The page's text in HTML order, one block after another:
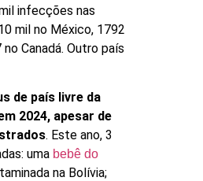
infecções nas
mil no México, 1792
Canadá. Outro país
de país livre da
2024, apesar de
. Este ano, 3
uma bebê do
na Bolívia;